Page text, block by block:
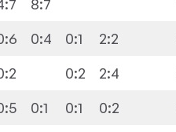
0:4 0:1 2:2
0:2 2:4
0:1 0:1 0:2